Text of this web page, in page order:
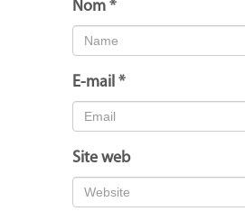
Nom *
E-mail *
Site web